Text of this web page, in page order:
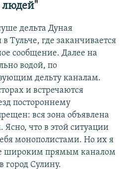
людей"
дельта Дуная
Тульче, где заканчивается
сообщение. Далее на
водой, по
дельту каналам.
и встречаются
постороннему
вся зона объявлена
что в этой ситуации
монополистами. Но их я
широким прямым каналом
город Сулину.